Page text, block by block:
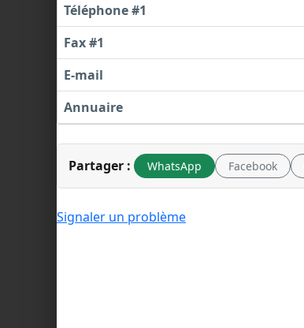
Téléphone #1
Fax #1
E-mail
Annuaire
Partager : WhatsApp Facebook
Signaler un problème